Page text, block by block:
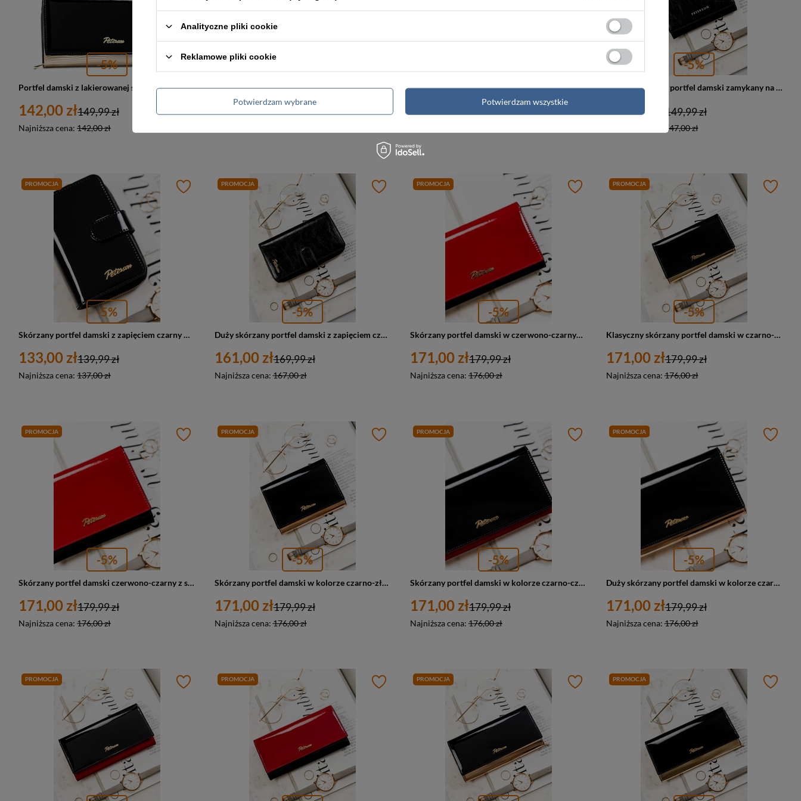
-5%
Portfel damski z lakierowanej skóry naturalnej w czarno-złotym kolorze, wyposażony w system RFID - Peterson
142,00 zł
Najniższa cena: 142,00 zł
149,99 zł
Skórzany lakierowany portfel damski czarny na suwak RFID - Peterson BC-418
190,00 zł199,99 zł
Skórzany portfel damski na zamek czarny RFID - Peterson PL-418
199,99 zł
-5%
Skórzany czarny portfel damski zamykany na zatrzask bigiel - Peterson PL-445
142,00 zł
147,00 zł
149,99 zł
PROMOCJA
-5%
Skórzany portfel damski z zapięciem czarny RFID - Peterson 1N-602
133,00 zł
Najniższa cena: 137,00 zł
139,99 zł
PROMOCJA
-5%
Duży skórzany portfel damski z zapięciem czarny - Peterson PL-603
161,00 zł
Najniższa cena:167,00 zł
169,99 zł
PROMOCJA
-5%
Skórzany portfel damski w czerwono-czarnym kolorze na zatrzask i bigiel - Peterson 1N-466
171,00 zł
Najniższa cena: 176,00 zł
179,99 zł
PROMOCJA
-5%
Klasyczny skórzany portfel damski w czarno-złotym kolorze - Peterson 1N-466
171,00 zł
Najniższa cena:176,00 zł
179,99 zł
PROMOCJA
-5%
Skórzany portfel damski czerwono-czarny z sekcją na bilon bigiel - Peterson 1N-445
171,00 zł
Najniższa cena: 176,00 zł
179,99 zł
PROMOCJA
-5%
Skórzany portfel damski w kolorze czarno-złotym z kieszenią na suwak - Peterson 1N-445
171,00 zł
Najniższa cena:176,00 zł
179,99 zł
PROMOCJA
-5%
Skórzany portfel damski w kolorze czarno-czerwonym lakierowany - Peterson 1N-411
171,00 zł
Najniższa cena: 176,00 zł
179,99 zł
PROMOCJA
-5%
Duży skórzany portfel damski w kolorze czarno-złotym - Peterson 1N-411
171,00 zł
Najniższa cena:176,00 zł
179,99 zł
PROMOCJA PROMOCJA PROMOCJA PROMOCJA
Analityczne pliki cookie
Reklamowe pliki cookie
Potwierdzam wybrane Potwierdzam wszystkie